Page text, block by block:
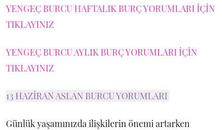
YENGEÇ BURCU HAFTALIK BURÇ YORUMLARI İÇİN
TIKLAYINIZ
YENGEÇ BURCU AYLIK BURÇ YORUMLARI İÇİN
TIKLAYINIZ
13 HAZİRAN ASLAN BURCU YORUMLARI
Günlük yaşamınızda ilişkilerin önemi artarken